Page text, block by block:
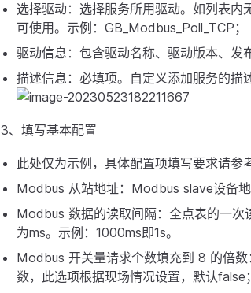
选择驱动：选择服务所用驱动。如列表
可使用。示例：GB_Modbus_Poll_TCP；
驱动信息：包含驱动名称、驱动版本、发
描述信息：必填项。自定义添加服务的描
3、填写基本配置
此处仅为示例，具体配置项填写要求请参
Modbus 从站地址：Modbus slave设备
Modbus 数据的读取间隔：全点表的一次
为ms。示例：1000ms即1s。
Modbus 开关量请求个数填充到 8 的倍
数，此选项根据现场情况设置，默认false；